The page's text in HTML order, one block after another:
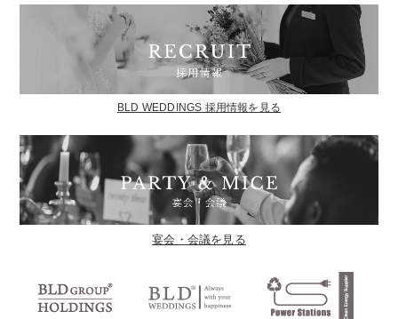
BLD WEDDINGS 採用情報を見る
宴会・会議を見る